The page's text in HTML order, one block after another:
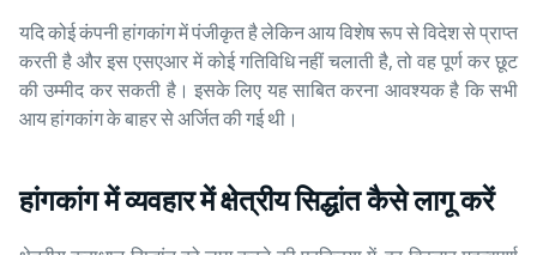
यदि कोई कंपनी हांगकांग में पंजीकृत है लेकिन आय विशेष रूप से विदेश से प्राप्त
करती है और इस एसएआर में कोई गतिविधि नहीं चलाती है, तो वह पूर्ण कर छूट
की उम्मीद कर सकती है। इसके लिए यह साबित करना आवश्यक है कि सभी
आय हांगकांग के बाहर से अर्जित की गई थी।
हांगकांग में व्यवहार में क्षेत्रीय सिद्धांत कैसे लागू करें